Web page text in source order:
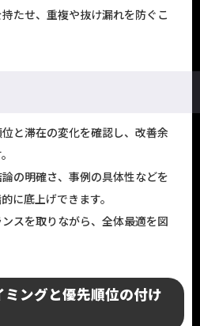
たせ、重複や抜け漏れを防ぐこ
と滞在の変化を確認し、改善余
の明確さ、事例の具体性などを
に底上げできます。
スを取りながら、全体最適を図
ングと優先順位の付け